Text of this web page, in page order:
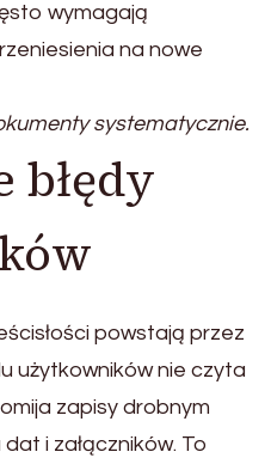
wymagają
na nowe
systematycznie.
błędy
powstają przez
użytkowników nie czyta
zapisy drobnym
i załączników. To